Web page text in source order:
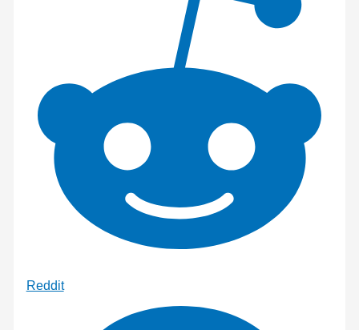
Reddit